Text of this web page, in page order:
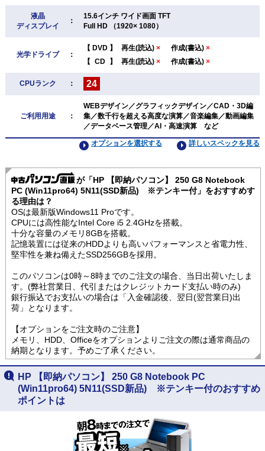
液晶
ディスプレイ
：
15.6インチ ワイド画面 TFT
Full HD （1920× 1080）
光学ドライブ ：
【 DVD 】 再生(読込) × 作成(書込) ×
【 CD 】 再生(読込) × 作成(書込) ×
CPUランク ： 24
ご利用用途 ：
WEBデザイン／グラフィックデザイン／CAD・3D編
集／数千行を超える高度な演算／音楽編集／動画編集
／データベース管理／AI・高速演算 など
詳しいスペックを見る
オプションを選択する
が「HP 【即納パソコン】 250 G8 Notebook
PC (Win11pro64) 5N11(SSD新品) ※テンキー付」をおすすめす
る理由は？
OSは最新版Windows11 Proです。
CPUには高性能なIntel Core i5 2.4GHzを搭載。
十分な容量のメモリ8GBを搭載。
記憶装置には従来のHDDよりも高いパフォーマンスと省電力性、
堅牢性を兼ね備えたSSD256GBを採用。
このパソコンは0時～8時までのご注文の場合、当日出荷いたしま
す。(弊社営業日、代引またはクレジットカード支払い時のみ)
銀行振込でお支払いの場合は「入金確認後、翌日(翌営業日)出
荷」となります。
【オプションをご注文時のご注意】
メモリ、HDD、Officeをオプションよりご注文の際は通常商品の
納期となります。予めご了承ください。
HP 【即納パソコン】 250 G8 Notebook PC
(Win11pro64) 5N11(SSD新品) ※テンキー付のおすすめ
ポイントは